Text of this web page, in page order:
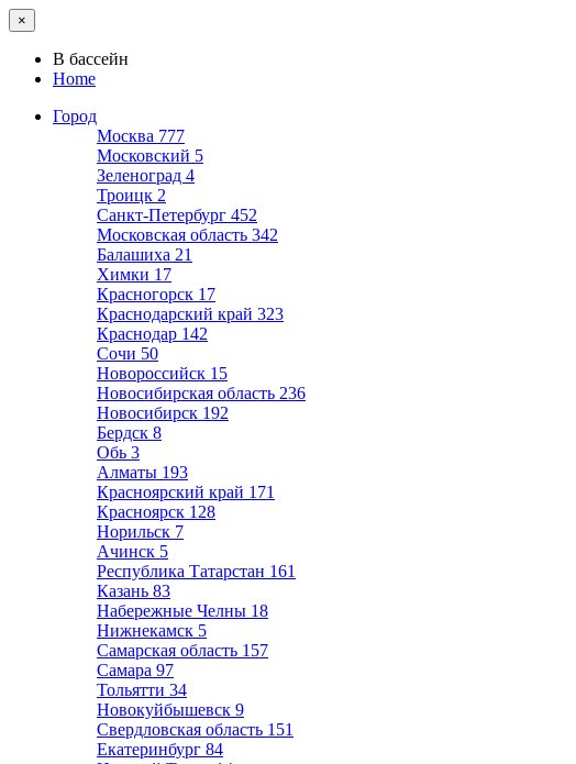
×
В бассейн
Home
Город
Москва 777
Московский 5
Зеленоград 4
Троицк 2
Санкт-Петербург 452
Московская область 342
Балашиха 21
Химки 17
Красногорск 17
Краснодарский край 323
Краснодар 142
Сочи 50
Новороссийск 15
Новосибирская область 236
Новосибирск 192
Бердск 8
Обь 3
Алматы 193
Красноярский край 171
Красноярск 128
Норильск 7
Ачинск 5
Республика Татарстан 161
Казань 83
Набережные Челны 18
Нижнекамск 5
Самарская область 157
Самара 97
Тольятти 34
Новокуйбышевск 9
Свердловская область 151
Екатеринбург 84